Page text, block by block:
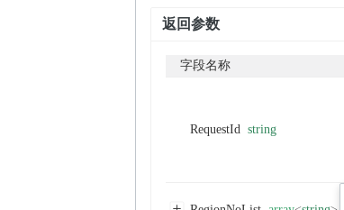
返回参数
字段名称
RequestId string